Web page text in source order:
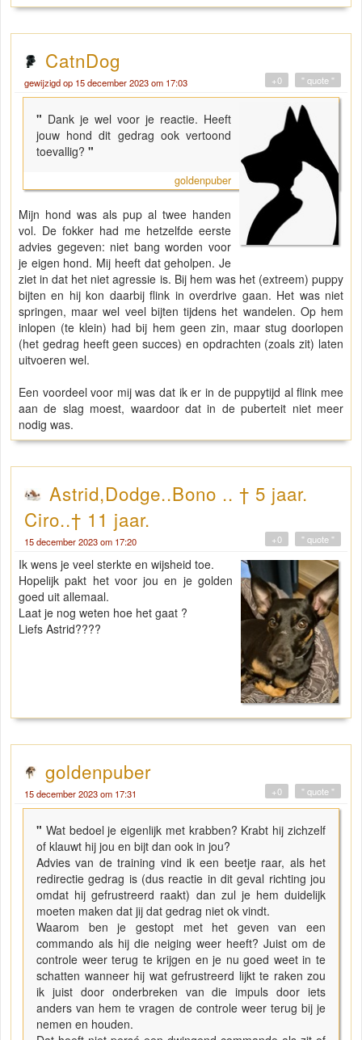
CatnDog
gewijzigd op 15 december 2023 om 17:03 " quote "
+0
" Dank je wel voor je reactie. Heeft
jouw hond dit gedrag ook vertoond
toevallig? "
goldenpuber
Mijn hond was als pup al twee handen
vol. De fokker had me hetzelfde eerste
advies gegeven: niet bang worden voor
je eigen hond. Mij heeft dat geholpen. Je
ziet in dat het niet agressie is. Bij hem was het (extreem) puppy
bijten en hij kon daarbij flink in overdrive gaan. Het was niet
springen, maar wel veel bijten tijdens het wandelen. Op hem
inlopen (te klein) had bij hem geen zin, maar stug doorlopen
(het gedrag heeft geen succes) en opdrachten (zoals zit) laten
uitvoeren wel.
Een voordeel voor mij was dat ik er in de puppytijd al flink mee
aan de slag moest, waardoor dat in de puberteit niet meer
nodig was.
Astrid,Dodge..Bono .. † 5 jaar.
Ciro..† 11 jaar.
15 december 2023 om 17:20 " quote "
+0
Ik wens je veel sterkte en wijsheid toe.
Hopelijk pakt het voor jou en je golden
goed uit allemaal.
Laat je nog weten hoe het gaat ?
Liefs Astrid????
goldenpuber
15 december 2023 om 17:31 " quote "
+0
" Wat bedoel je eigenlijk met krabben? Krabt hij zichzelf
of klauwt hij jou en bijt dan ook in jou?
Advies van de training vind ik een beetje raar, als het
redirectie gedrag is (dus reactie in dit geval richting jou
omdat hij gefrustreerd raakt) dan zul je hem duidelijk
moeten maken dat jij dat gedrag niet ok vindt.
Waarom ben je gestopt met het geven van een
commando als hij die neiging weer heeft? Juist om de
controle weer terug te krijgen en je nu goed weet in te
schatten wanneer hij wat gefrustreerd lijkt te raken zou
ik juist door onderbreken van die impuls door iets
anders van hem te vragen de controle weer terug bij je
nemen en houden.